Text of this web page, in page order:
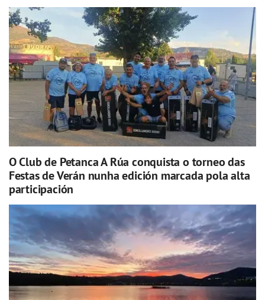
O Club de Petanca A Rúa conquista o torneo das
Festas de Verán nunha edición marcada pola alta
participación